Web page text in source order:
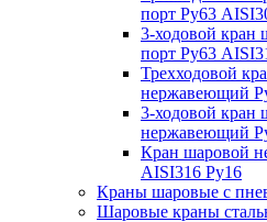
порт Ру63
3-ходовой
порт Ру63
Трехходовой
нержавеющий
3-ходовой кран
нержавеющий
Кран шаровой
AISI316 Ру16
Краны шаровые с
Шаровые краны